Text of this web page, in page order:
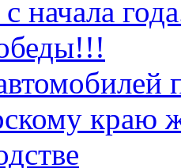
начала
краю